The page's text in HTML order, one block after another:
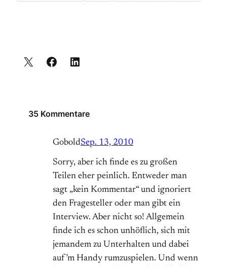
35 Kommentare
GoboldSep. 13, 2010
Sorry, aber ich finde es zu großen
Teilen eher peinlich. Entweder man
sagt „kein Kommentar“ und ignoriert
den Fragesteller oder man gibt ein
Interview. Aber nicht so! Allgemein
finde ich es schon unhöflich, sich mit
jemandem zu Unterhalten und dabei
auf’m Handy rumzuspielen. Und wenn